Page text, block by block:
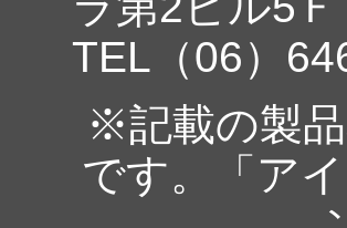
TEL（06）
※記載の製
です。「ア